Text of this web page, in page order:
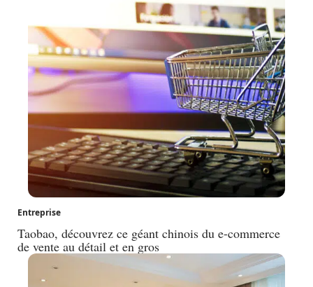
Entreprise
Taobao, découvrez ce géant chinois du e-commerce
de vente au détail et en gros